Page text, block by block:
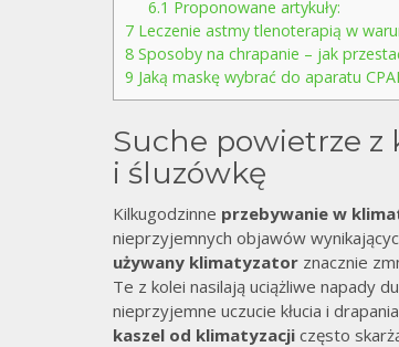
6.1 Proponowane artykuły:
7 Leczenie astmy tlenoterapią w
8 Sposoby na chrapanie – jak
9 Jaką maskę wybrać do aparatu
Suche powietrze z
i śluzówkę
Kilkugodzinne przebywanie w
nieprzyjemnych objawów
używany klimatyzator znacznie
Te z kolei nasilają uciążliwe napady
nieprzyjemne uczucie kłucia i
kaszel od klimatyzacji często